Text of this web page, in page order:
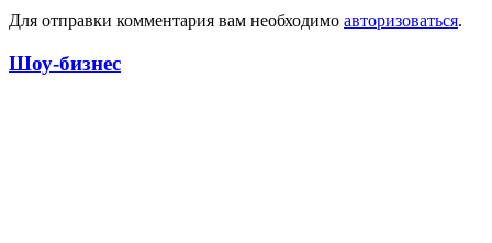
Для отправки комментария вам необходимо авторизоваться.
Шоу-бизнес